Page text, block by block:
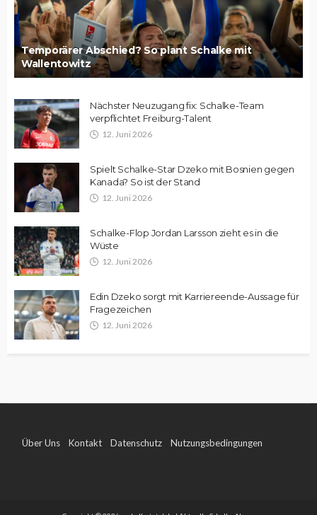
Temporärer Abschied? So plant Schalke mit
Wallentowitz
Nächster Neuzugang fix: Schalke-Team
verpflichtet Freiburg-Talent
12. Juni 2026
Spielt Schalke-Star Dzeko mit Bosnien gegen
Kanada? So ist der Stand
12. Juni 2026
Schalke-Flop Jordan Larsson zieht es in die
Wüste
12. Juni 2026
Edin Dzeko sorgt mit Karriereende-Aussage für
Fragezeichen
12. Juni 2026
Über Uns Kontakt Datenschutz Nutzungsbedingungen